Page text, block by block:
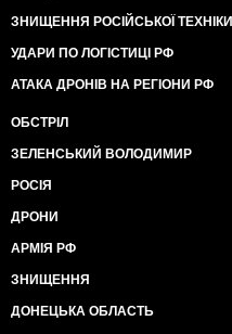
ЗНИЩЕННЯ РОСІЙСЬКОЇ ТЕХНІКИ
УДАРИ ПО ЛОГІСТИЦІ РФ
АТАКА ДРОНІВ НА РЕГІОНИ РФ
ОБСТРІЛ
ЗЕЛЕНСЬКИЙ ВОЛОДИМИР
РОСІЯ
ДРОНИ
АРМІЯ РФ
ЗНИЩЕННЯ
ДОНЕЦЬКА ОБЛАСТЬ